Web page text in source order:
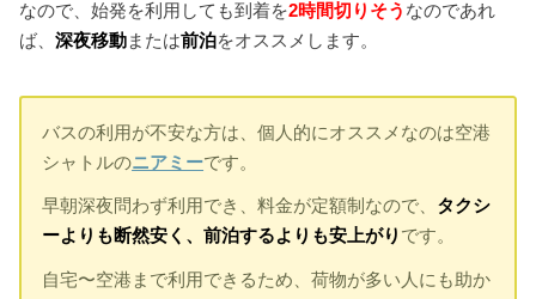
なので、始発を利用しても到着を2時間切りそう なのであれ
ば、深夜移動または前泊をオススメします。
バスの利用が不安な方は、個人的にオススメなのは空港
シャトルのニアミーです。
早朝深夜問わず利用でき、料金が定額制なので、 タクシ
ーよりも断然安く、前泊するよりも安上がり です。
自宅〜空港まで利用できるため、荷物が多い人にも助か